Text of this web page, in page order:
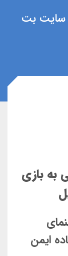
سایت بت
به بازی‌
ایمن